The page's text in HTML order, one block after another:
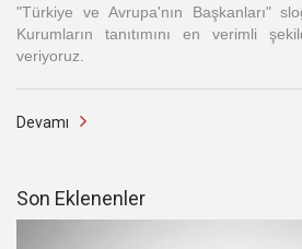
"Türkiye ve Avrupa'nın Başkanları"
Kurumların tanıtımını en verimli
veriyoruz.
Devamı
Son Eklenenler